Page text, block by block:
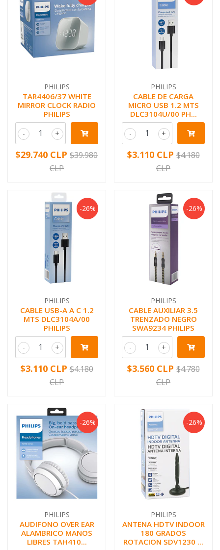
PHILIPS
TAR4406/37 WHITE
MIRROR CLOCK RADIO
PHILIPS
+
-
$29.740 CLP $39.980
CLP
PHILIPS
CABLE DE CARGA
MICRO USB 1.2 MTS
DLC3104U/00 PH...
+
-
$3.110 CLP $4.180
CLP
-26%
PHILIPS
CABLE USB-A A C 1.2
MTS DLC3104A/00
PHILIPS
+
-
$3.110 CLP $4.180
CLP
-26%
PHILIPS
CABLE AUXILIAR 3.5
TRENZADO NEGRO
SWA9234 PHILIPS
+
-
$3.560 CLP $4.780
CLP
-26%
PHILIPS
AUDIFONO OVER EAR
ALAMBRICO MANOS
LIBRES TAH410...
-26%
PHILIPS
ANTENA HDTV INDOOR
180 GRADOS
ROTACION SDV1230 ...